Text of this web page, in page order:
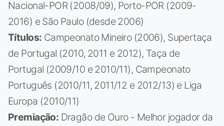
Nacional-POR (2008/09), Porto-POR (2009-
2016) e São Paulo (desde 2006)
Títulos: Campeonato Mineiro (2006), Supertaça
de Portugal (2010, 2011 e 2012), Taça de
Portugal (2009/10 e 2010/11), Campeonato
Português (2010/11, 2011/12 e 2012/13) e Liga
Europa (2010/11)
Premiação: Dragão de Ouro - Melhor jogador da